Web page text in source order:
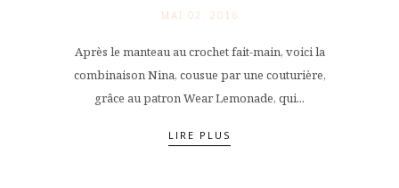
MAI 02. 2016
Après le manteau au crochet fait-main, voici la
combinaison Nina, cousue par une couturière,
grâce au patron Wear Lemonade, qui...
LIRE PLUS